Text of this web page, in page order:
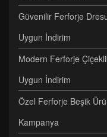
Güvenilir Ferforje
Uygun İndirim
Modern Ferforje
Uygun İndirim
Özel Ferforje Beşik
Kampanya